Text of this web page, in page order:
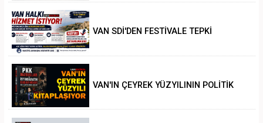
VAN SDİ'DEN FESTİVALE TEPKİ
VAN'IN ÇEYREK YÜZYILININ POLİTİK